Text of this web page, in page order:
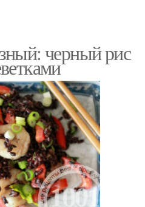
черный рис